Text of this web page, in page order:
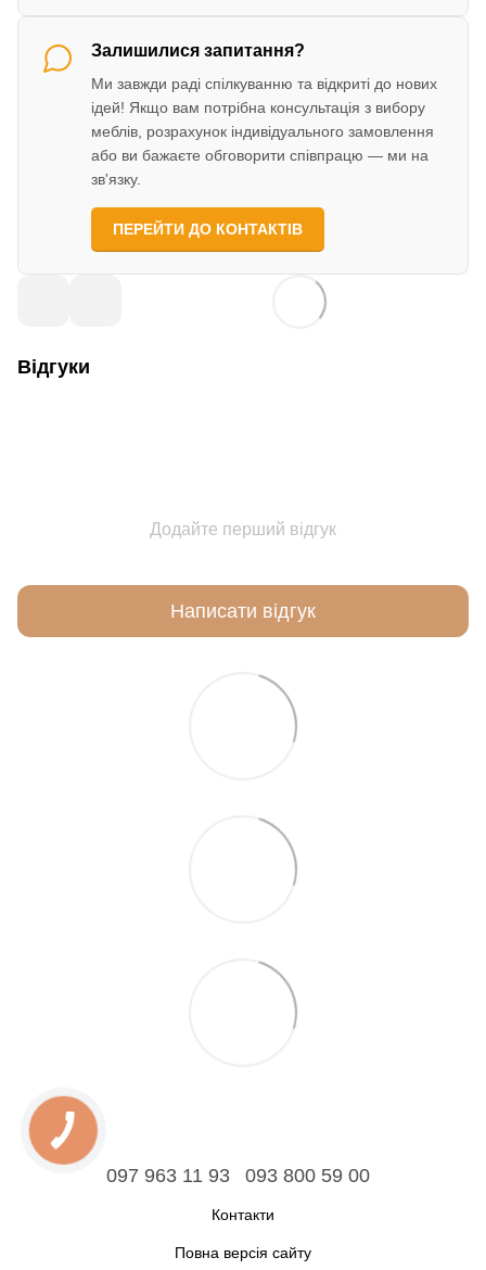
Залишилися запитання?
Ми завжди раді спілкуванню та відкриті до нових
ідей! Якщо вам потрібна консультація з вибору
меблів, розрахунок індивідуального замовлення
або ви бажаєте обговорити співпрацю — ми на
зв'язку.
ПЕРЕЙТИ ДО КОНТАКТІВ
Відгуки
Додайте перший відгук
Написати відгук
097 963 11 93 093 800 59 00
Контакти
Повна версія сайту